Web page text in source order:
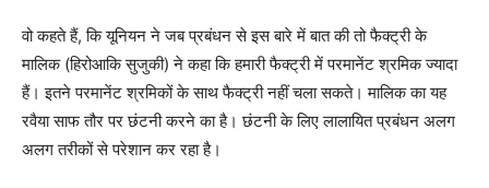
वो कहते हैं, कि यूनियन ने जब प्रबंधन से इस बारे में बात की तो फैक्ट्री के
मालिक (हिरोआकि सुजुकी) ने कहा कि हमारी फैक्ट्री में परमानेंट श्रमिक ज्यादा
हैं। इतने परमानेंट श्रमिकों के साथ फैक्ट्री नहीं चला सकते। मालिक का यह
रवैया साफ तौर पर छंटनी करने का है। छंटनी के लिए लालायित प्रबंधन अलग
अलग तरीकों से परेशान कर रहा है।